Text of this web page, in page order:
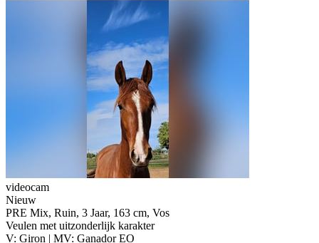
videocam
Nieuw
PRE Mix, Ruin, 3 Jaar, 163 cm, Vos
Veulen met uitzonderlijk karakter
V: Giron | MV: Ganador EO